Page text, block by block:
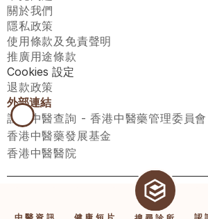
關於我們
隱私政策
使用條款及免責聲明
推廣用途條款
Cookies 設定
退款政策
外部連結
註冊中醫查詢 - 香港中醫藥管理委員會
香港中醫藥發展基金
香港中醫醫院
醫師匯有限公司 ECWAY LIMITED Copyright
reserved. 台灣地區：統一編號：00531876 稅籍